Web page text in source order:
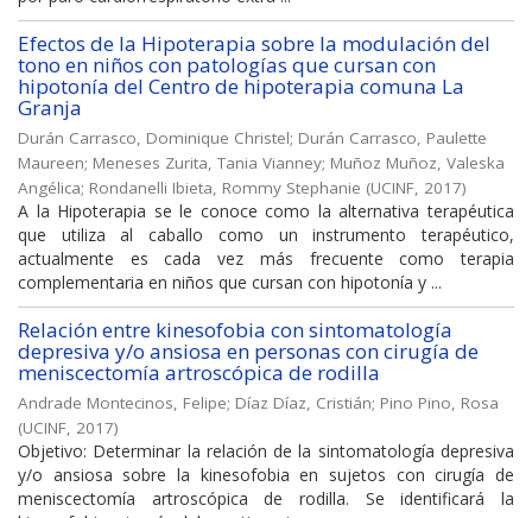
Efectos de la Hipoterapia sobre la modulación del
tono en niños con patologías que cursan con
hipotonía del Centro de hipoterapia comuna La
Granja
Durán Carrasco, Dominique Christel; Durán Carrasco, Paulette
Maureen; Meneses Zurita, Tania Vianney; Muñoz Muñoz, Valeska
Angélica; Rondanelli Ibieta, Rommy Stephanie (UCINF, 2017)
A la Hipoterapia se le conoce como la alternativa terapéutica
que utiliza al caballo como un instrumento terapéutico,
actualmente es cada vez más frecuente como terapia
complementaria en niños que cursan con hipotonía y ...
Relación entre kinesofobia con sintomatología
depresiva y/o ansiosa en personas con cirugía de
meniscectomía artroscópica de rodilla
Andrade Montecinos, Felipe; Díaz Díaz, Cristián; Pino Pino, Rosa
(UCINF, 2017)
Objetivo: Determinar la relación de la sintomatología depresiva
y/o ansiosa sobre la kinesofobia en sujetos con cirugía de
meniscectomía artroscópica de rodilla. Se identificará la